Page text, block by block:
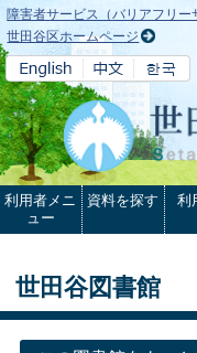
本文へ
障害者サービス（バリアフリー
世田谷区ホームページ
利用者メニ
ュー
資料を探す 利
世田谷図書館